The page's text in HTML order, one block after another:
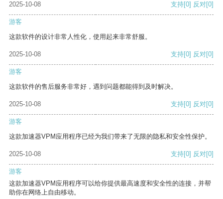
2025-10-08
支持[0] 反对[0]
游客
这款软件的设计非常人性化，使用起来非常舒服。
2025-10-08 支持[0] 反对[0]
游客
这款软件的售后服务非常好，遇到问题都能得到及时解决。
2025-10-08 支持[0] 反对[0]
游客
这款加速器VPM应用程序已经为我们带来了无限的隐私和安全性保护。
2025-10-08 支持[0] 反对[0]
游客
这款加速器VPM应用程序可以给你提供最高速度和安全性的连接，并帮
助你在网络上自由移动。